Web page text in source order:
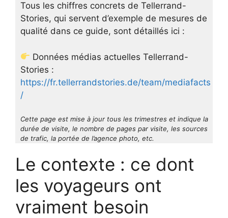
Tous les chiffres concrets de Tellerrand-
Stories, qui servent d’exemple de mesures de
qualité dans ce guide, sont détaillés ici :
Données médias actuelles Tellerrand-
Stories :
https://fr.tellerrandstories.de/team/mediafacts
/
Cette page est mise à jour tous les trimestres et indique la
durée de visite, le nombre de pages par visite, les sources
de trafic, la portée de l’agence photo, etc.
Le contexte : ce dont
les voyageurs ont
vraiment besoin